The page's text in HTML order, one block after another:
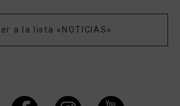
a la lista «NOTICIAS»